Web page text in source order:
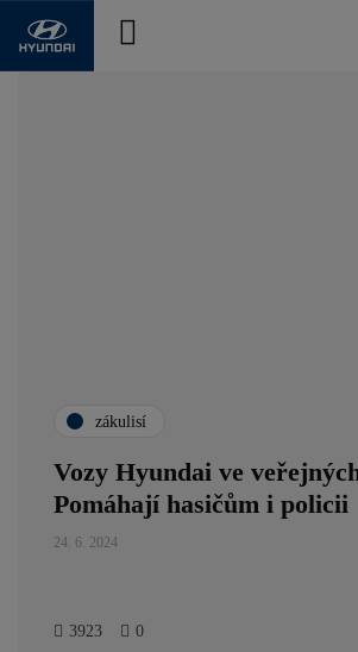
zákulisí
Vozy Hyundai ve
Pomáhají hasičům i policii
24. 6. 2024
3923 0